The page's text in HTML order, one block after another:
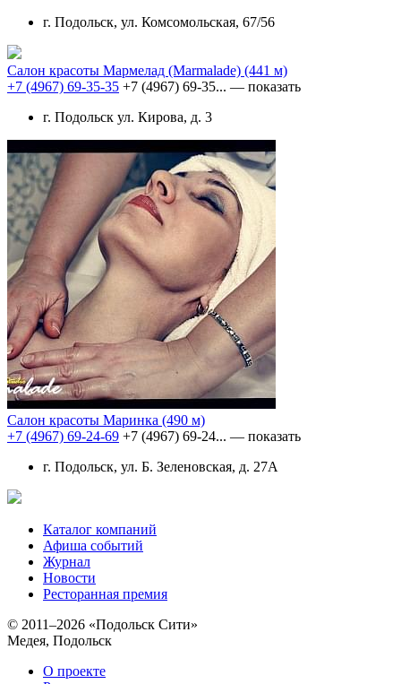
г. Подольск, ул. Комсомольская, 67/56
Салон красоты Мармелад (Marmalade) (441 м)
+7 (4967) 69-35-35 +7 (4967) 69-35... — показать
г. Подольск ул. Кирова, д. 3
Салон красоты Маринка (490 м)
+7 (4967) 69-24-69 +7 (4967) 69-24... — показать
г. Подольск, ул. Б. Зеленовская, д. 27А
Каталог компаний
Афиша событий
Журнал
Новости
Ресторанная премия
© 2011–2026 «Подольск Сити»
Медея, Подольск
О проекте